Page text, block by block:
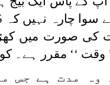
کی صورت میں
وقت ‘‘ مقرر ہے۔
وہ مدت ہے جس